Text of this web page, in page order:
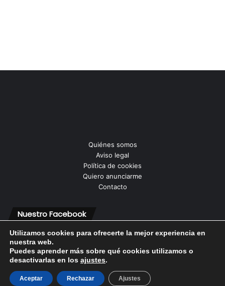
Quiénes somos
Aviso legal
Política de cookies
Quiero anunciarme
Contacto
Nuestro Facebook
© Copyright 2026, Todos los derechos reservados |
Utilizamos cookies para ofrecerte la mejor experiencia en
nuestra web.
Puedes aprender más sobre qué cookies utilizamos o
desactivarlas en los ajustes.
Aceptar Rechazar Ajustes